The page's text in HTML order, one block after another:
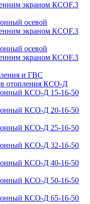
экраном КСОF.3
осевой
экраном КСОF.3
осевой
экраном КСОF.3
и ГВС
отопления КСО-Д
КСО-Д 15-16-50
КСО-Д 20-16-50
КСО-Д 25-16-50
КСО-Д 32-16-50
КСО-Д 40-16-50
КСО-Д 50-16-50
КСО-Д 65-16-50